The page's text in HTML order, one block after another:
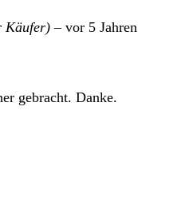
Käufer) – vor 5 Jahren
gebracht. Danke.